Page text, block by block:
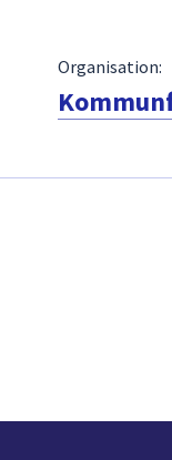
Organisation: